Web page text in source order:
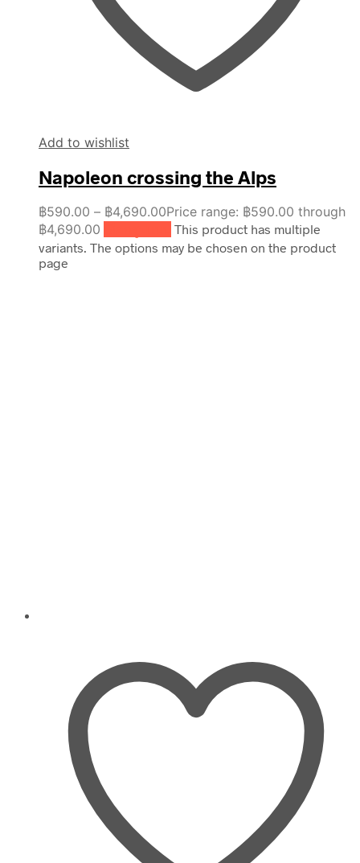
Add to wishlist
Napoleon crossing the Alps
฿590.00 – ฿4,690.00Price range: ฿590.00 through
฿4,690.00
This product has multiple
variants. The options may be chosen on the product
page